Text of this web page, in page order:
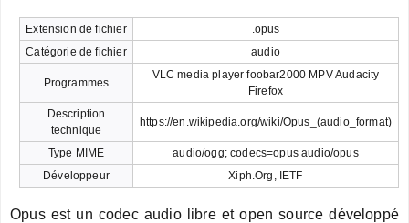
Extension de fichier
.opus
Catégorie de fichier
audio
Programmes
VLC media player foobar2000 MPV Audacity
Firefox
Description
technique
https://en.wikipedia.org/wiki/Opus_(audio_format)
Type MIME
audio/ogg; codecs=opus audio/opus
Développeur
Xiph.Org, IETF
Opus est un codec audio libre et open source développé